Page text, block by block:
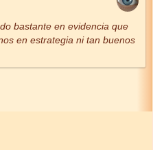
bastante en evidencia que
en estrategia ni tan buenos